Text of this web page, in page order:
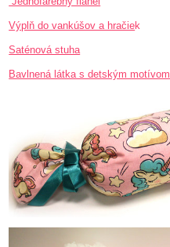
Výplň do vankúšov a hračiek
Saténová stuha
Bavlnená látka s detským motívom